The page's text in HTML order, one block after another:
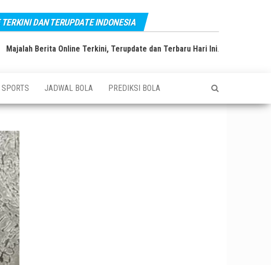
DAN TERUPDATE INDONESIA
Majalah Berita Online Terkini, Terupdate dan Terbaru Hari Ini.
SPORTS JADWAL BOLA PREDIKSI BOLA